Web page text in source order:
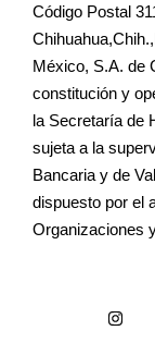
Código Postal
México, S.A. de
constitución y
la Secretaría de
sujeta a la
Bancaria y de
dispuesto por el
Organizaciones